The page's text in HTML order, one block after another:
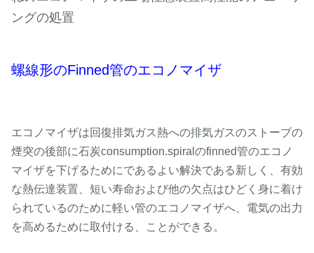
ングの処置
螺線形のFinned管のエコノマイザ
エコノマイザは回復排気ガス熱への排気ガスのストーブの
煙突の後部に石炭consumption.spiralのfinned管のエコノ
マイザを下げるためにであるよい解決である新しく、有効
な熱伝達装置、短い寿命および他の欠点はひどく身に着け
られているのために軽い管のエコノマイザへ、電気の出力
を高めるために取付ける、ことができる。